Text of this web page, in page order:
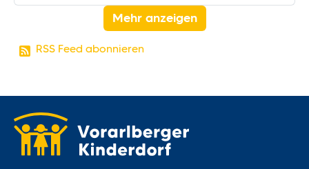
Mehr anzeigen
RSS Feed abonnieren